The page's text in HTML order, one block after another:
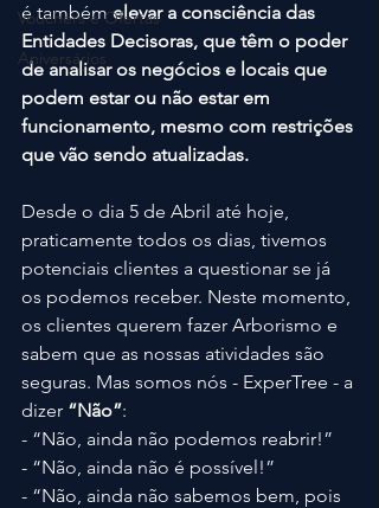
Vouchers e Ofertas
Aniversários
é também elevar a consciência das
Entidades Decisoras, que têm o poder
de analisar os negócios e locais que
podem estar ou não estar em
funcionamento, mesmo com restrições
que vão sendo atualizadas.
Desde o dia 5 de Abril até hoje,
praticamente todos os dias, tivemos
potenciais clientes a questionar se já
os podemos receber. Neste momento,
os clientes querem fazer Arborismo e
sabem que as nossas atividades são
seguras. Mas somos nós - ExperTree - a
dizer “Não”:
- “Não, ainda não podemos reabrir!”
- “Não, ainda não é possível!”
- “Não, ainda não sabemos bem, pois